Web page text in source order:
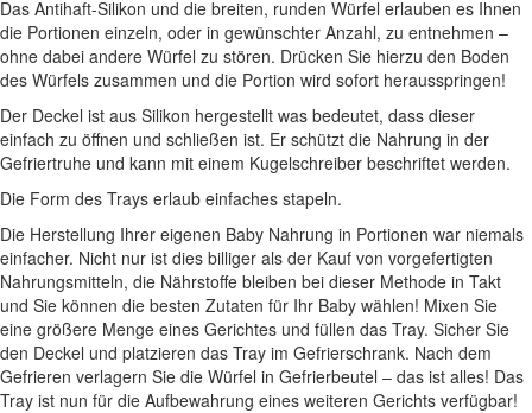
Das Antihaft-Silikon und die breiten, runden Würfel erlauben es Ihnen
die Portionen einzeln, oder in gewünschter Anzahl, zu entnehmen –
ohne dabei andere Würfel zu stören. Drücken Sie hierzu den Boden
des Würfels zusammen und die Portion wird sofort herausspringen!
Der Deckel ist aus Silikon hergestellt was bedeutet, dass dieser
einfach zu öffnen und schließen ist. Er schützt die Nahrung in der
Gefriertruhe und kann mit einem Kugelschreiber beschriftet werden.
Die Form des Trays erlaub einfaches stapeln.
Die Herstellung Ihrer eigenen Baby Nahrung in Portionen war niemals
einfacher. Nicht nur ist dies billiger als der Kauf von vorgefertigten
Nahrungsmitteln, die Nährstoffe bleiben bei dieser Methode in Takt
und Sie können die besten Zutaten für Ihr Baby wählen! Mixen Sie
eine größere Menge eines Gerichtes und füllen das Tray. Sicher Sie
den Deckel und platzieren das Tray im Gefrierschrank. Nach dem
Gefrieren verlagern Sie die Würfel in Gefrierbeutel – das ist alles! Das
Tray ist nun für die Aufbewahrung eines weiteren Gerichts verfügbar!